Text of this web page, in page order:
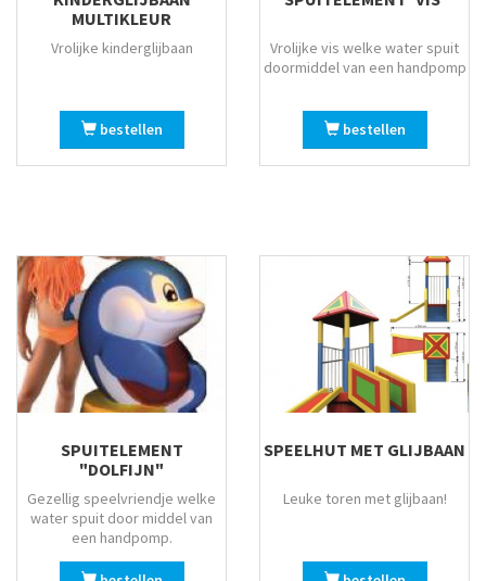
Witte bank + Adriatic kussens
Witte bank + Ghiaccio
Witte bank + Grigio kussens
Zilver
Zwart
MULTIKLEUR
Vrolijke kinderglijbaan
bestellen
Vrolijke vis welke water spuit
doormiddel van een handpomp
bestellen
SPUITELEMENT
"DOLFIJN"
Gezellig speelvriendje welke
water spuit door middel van
een handpomp.
SPEELHUT MET GLIJBAAN
Leuke toren met glijbaan!